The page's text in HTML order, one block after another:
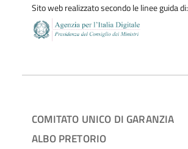
Sito web realizzato secondo le linee guida di:
COMITATO UNICO DI GARANZIA
ALBO PRETORIO